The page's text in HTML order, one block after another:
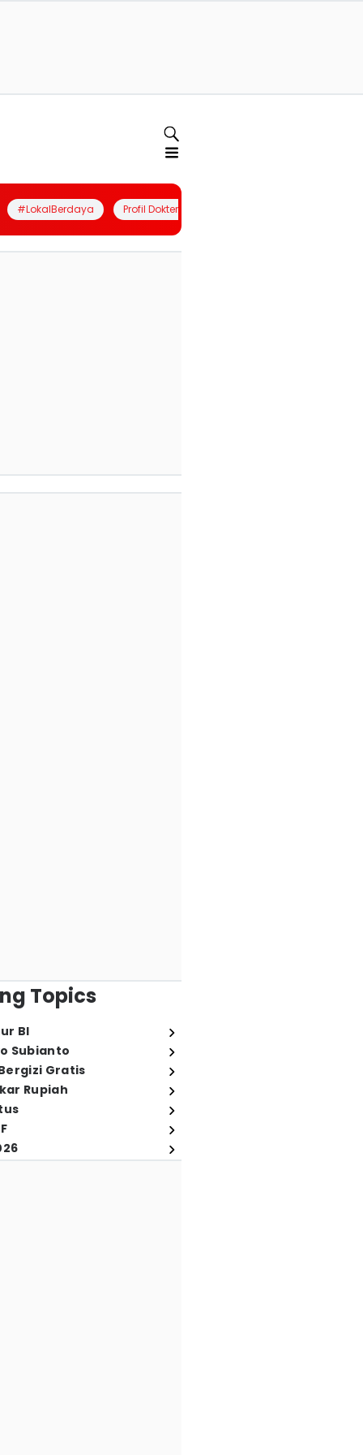
#LokalBerdaya Profil Dokter
Topics
BI
Subianto
Gratis
Rupiah